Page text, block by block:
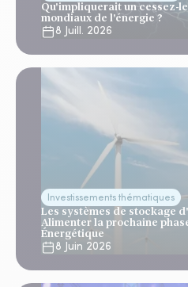
Qu'impliquerait un cessez-
mondiaux de l'énergie ?
8 Juill. 2026
Investissements thématiques
Les systèmes de stockage
Alimenter la prochaine
Énergétique
8 Juin 2026